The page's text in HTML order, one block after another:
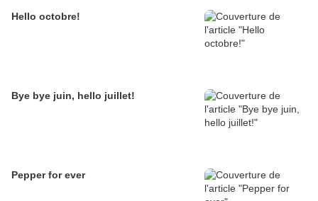
Hello octobre!
Bye bye juin, hello juillet!
Pepper for ever